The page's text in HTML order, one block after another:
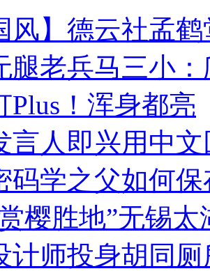
风】德云社孟
腿老兵马三小
Plus！浑身都亮
言人即兴用中
码学之父如何
樱胜地”无锡
计师投身胡同